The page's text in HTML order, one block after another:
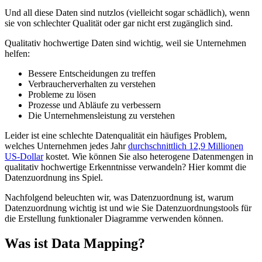
Und all diese Daten sind nutzlos (vielleicht sogar schädlich), wenn
sie von schlechter Qualität oder gar nicht erst zugänglich sind.
Qualitativ hochwertige Daten sind wichtig, weil sie Unternehmen
helfen:
Bessere Entscheidungen zu treffen
Verbraucherverhalten zu verstehen
Probleme zu lösen
Prozesse und Abläufe zu verbessern
Die Unternehmensleistung zu verstehen
Leider ist eine schlechte Datenqualität ein häufiges Problem,
welches Unternehmen jedes Jahrdurchschnittlich 12,9 Millionen
US-Dollarkostet. Wie können Sie also heterogene Datenmengen in
qualitativ hochwertige Erkenntnisse verwandeln? Hier kommt die
Datenzuordnung ins Spiel.
Nachfolgend beleuchten wir, was Datenzuordnung ist, warum
Datenzuordnung wichtig ist und wie Sie Datenzuordnungstools für
die Erstellung funktionaler Diagramme verwenden können.
Was ist Data Mapping?